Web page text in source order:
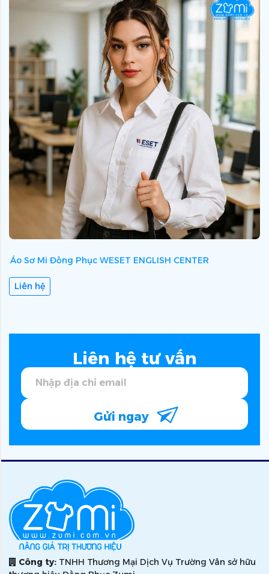
Áo Sơ Mi Đồng Phục WESET ENGLISH CENTER
Liên hệ
Liên hệ tư vấn
Gửi ngay
Công ty: TNHH Thương Mại Dịch Vụ Trường Vân sở hữu